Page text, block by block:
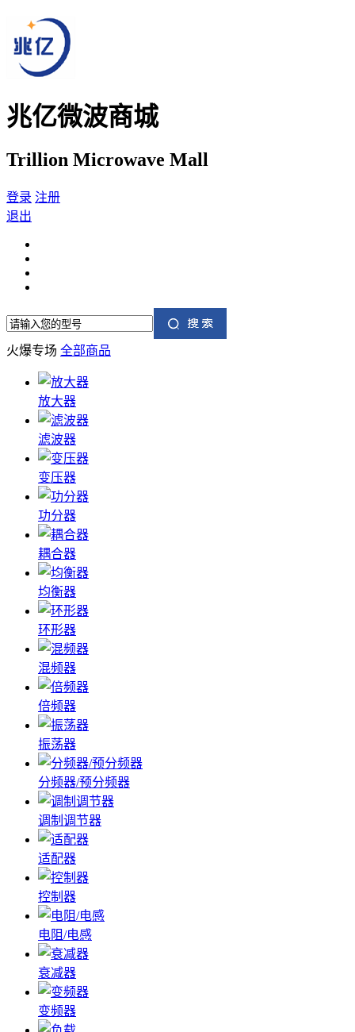
兆亿微波商城
Trillion Microwave Mall
登录 注册
退出
火爆专场 全部商品
放大器
滤波器
变压器
功分器
耦合器
均衡器
环形器
混频器
倍频器
振荡器
分频器/预分频器
调制调节器
适配器
控制器
电阻/电感
衰减器
变频器